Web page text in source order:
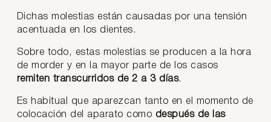
Dichas molestias están causadas por una tensión
acentuada en los dientes.
Sobre todo, estas molestias se producen a la hora
de morder y en la mayor parte de los casos
remiten transcurridos de 2 a 3 días.
Es habitual que aparezcan tanto en el momento de
colocación del aparato como después de las